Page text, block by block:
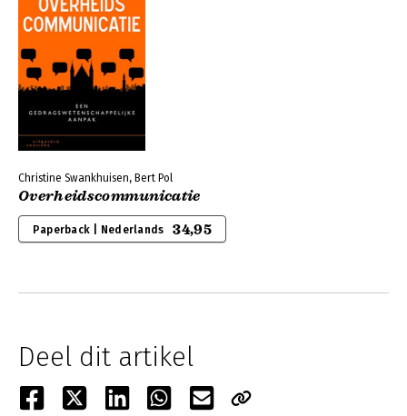
Christine Swankhuisen, Bert Pol
Overheidscommunicatie
Paperback | Nederlands 34,95
Deel dit artikel